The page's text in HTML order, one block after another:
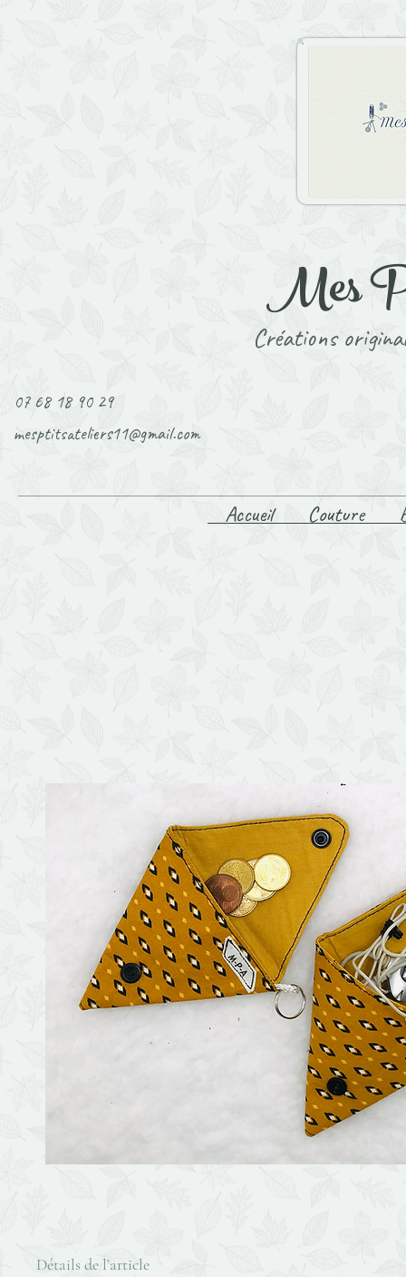
Mes
Créations
07 68 18 90 29
mesptitsateliers11@gmail.com
Accueil Couture
Détails de l’article